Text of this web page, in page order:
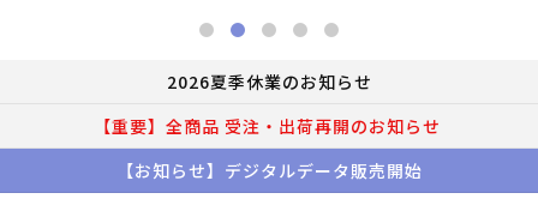
2026夏季休業のお知らせ
【重要】全商品 受注・出荷再開のお知らせ
【お知らせ】デジタルデータ販売開始